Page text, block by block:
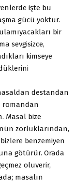
işte bu
gücü yoktur.
bir
sevgisizce,
kimseye
destandan
Masal bize
zorluklarından,
benzemiyen
götürür. Orada
oluverir,
masalın